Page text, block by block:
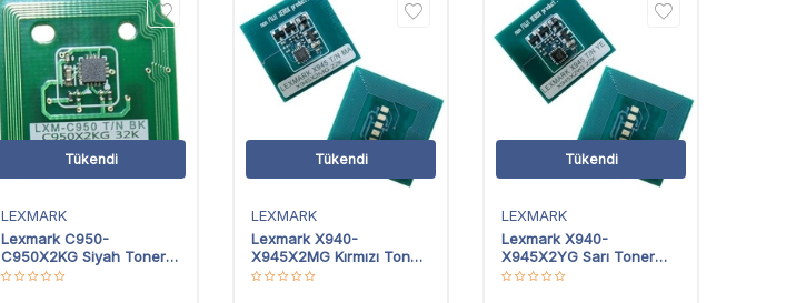
Tükendi
LEXMARK
Lexmark C950-
C950X2KG Siyah Toner
Chip
Tükendi
LEXMARK
Lexmark X940-
X945X2MG Kırmızı Toner
Chip
Tükendi
LEXMARK
Lexmark X940-
X945X2YG Sarı Toner
Chip